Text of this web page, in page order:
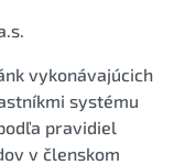
vykonávajúcich
systému
pravidiel
v členskom